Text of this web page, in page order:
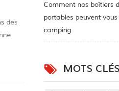
des
Comment nos boîtiers
portables peuvent
camping
MOTS CLÉS